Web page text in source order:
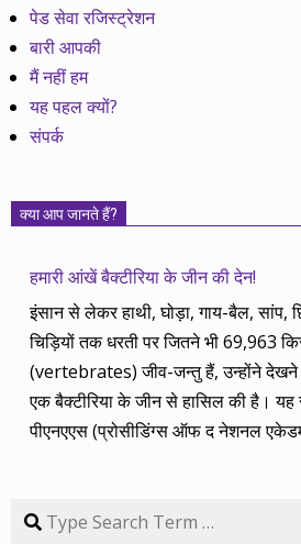
पेड सेवा रजिस्ट्रेशन
बारी आपकी
मैं नहीं हम
यह पहल क्यों?
संपर्क
क्या आप जानते हैं?
हमारी आंखें बैक्टीरिया के जीन की देन!
इंसान से लेकर हाथी, घोड़ा, गाय-बैल, सांप,
चिड़ियों तक धरती पर जितने भी 69,963
(vertebrates) जीव-जन्तु हैं, उन्होंने देखने
एक बैक्टीरिया के जीन से हासिल की है।
पीएनएएस (प्रोसीडिंग्स ऑफ द नेशनल
Search